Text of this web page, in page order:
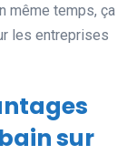
même temps, ça
les entreprises
sur